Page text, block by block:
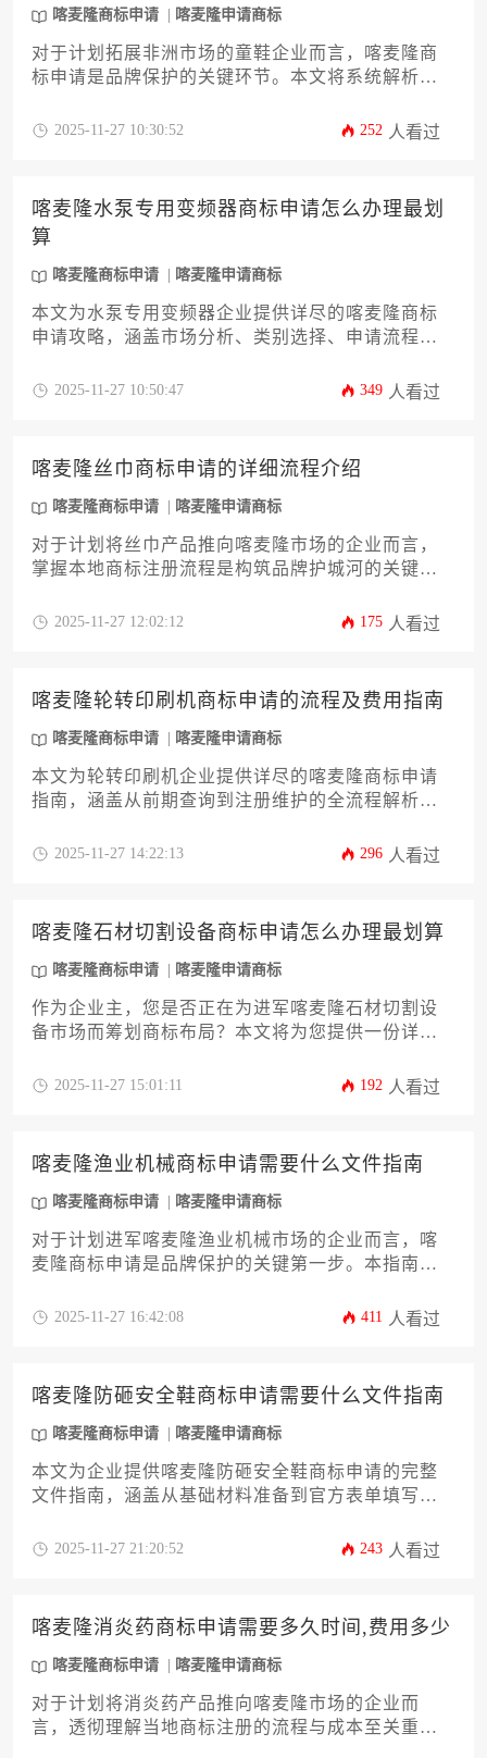
喀麦隆商标申请 喀麦隆申请商标
对于计划拓展非洲市场的童鞋企业而言，喀麦隆商
标申请是品牌保护的关键环节。本文将系统解析从
洲知识产权组织（OAPI）体系特点、类别选择策略
2025-11-27 10:30:52 252 人看过
喀麦隆水泵专用变频器商标申请怎么办理最划
算
喀麦隆商标申请 喀麦隆申请商标
本文为水泵专用变频器企业提供详尽的喀麦隆商标
申请攻略，涵盖市场分析、类别选择、申请流程优
度解析，帮助企业主以最高效经济的方式完成喀麦
2025-11-27 10:50:47 349 人看过
喀麦隆丝巾商标申请的详细流程介绍
喀麦隆商标申请 喀麦隆申请商标
对于计划将丝巾产品推向喀麦隆市场的企业而言，
掌握本地商标注册流程是构筑品牌护城河的关键第
流程介绍，从前期查询到后期维护，系统阐述12个
方案，旨在为企业主提供一份实操性强、能有效规
避风险的行动指南，助力企业顺利完成喀麦隆商标
申请，为品牌国际化和市场拓展奠定坚实基础。
2025-11-27 12:02:12 175 人看过
喀麦隆轮转印刷机商标申请的流程及费用指南
喀麦隆商标申请 喀麦隆申请商标
本文为轮转印刷机企业提供详尽的喀麦隆商标申请
指南，涵盖从前期查询到注册维护的全流程解析及
略、异议应对方案等12个核心环节，帮助企业主规
市场提供法律保障支持。
2025-11-27 14:22:13 296 人看过
喀麦隆石材切割设备商标申请怎么办理最划算
喀麦隆商标申请 喀麦隆申请商标
作为企业主，您是否正在为进军喀麦隆石材切割设
备市场而筹划商标布局？本文将为您提供一份详尽
程，并深度剖析如何以最具成本效益的方式完成这
统解答喀麦隆石材切割设备商标申请怎么办理最划
算，确保您的品牌在海外市场获得坚实保护。
2025-11-27 15:01:11 192 人看过
喀麦隆渔业机械商标申请需要什么文件指南
喀麦隆商标申请 喀麦隆申请商标
对于计划进军喀麦隆渔业机械市场的企业而言，喀
麦隆商标申请是品牌保护的关键第一步。本指南将
细流程与潜在风险。文章旨在帮助企业主或高管清
麦隆市场安全落地，为长远发展奠定坚实基础。
2025-11-27 16:42:08 411 人看过
喀麦隆防砸安全鞋商标申请需要什么文件指南
喀麦隆商标申请 喀麦隆申请商标
本文为企业提供喀麦隆防砸安全鞋商标申请的完整
文件指南，涵盖从基础材料准备到官方表单填写的
托书公证、使用声明等必备文件详解，以及应对审
2025-11-27 21:20:52 243 人看过
喀麦隆消炎药商标申请需要多久时间,费用多少
喀麦隆商标申请 喀麦隆申请商标
对于计划将消炎药产品推向喀麦隆市场的企业而
言，透彻理解当地商标注册的流程与成本至关重